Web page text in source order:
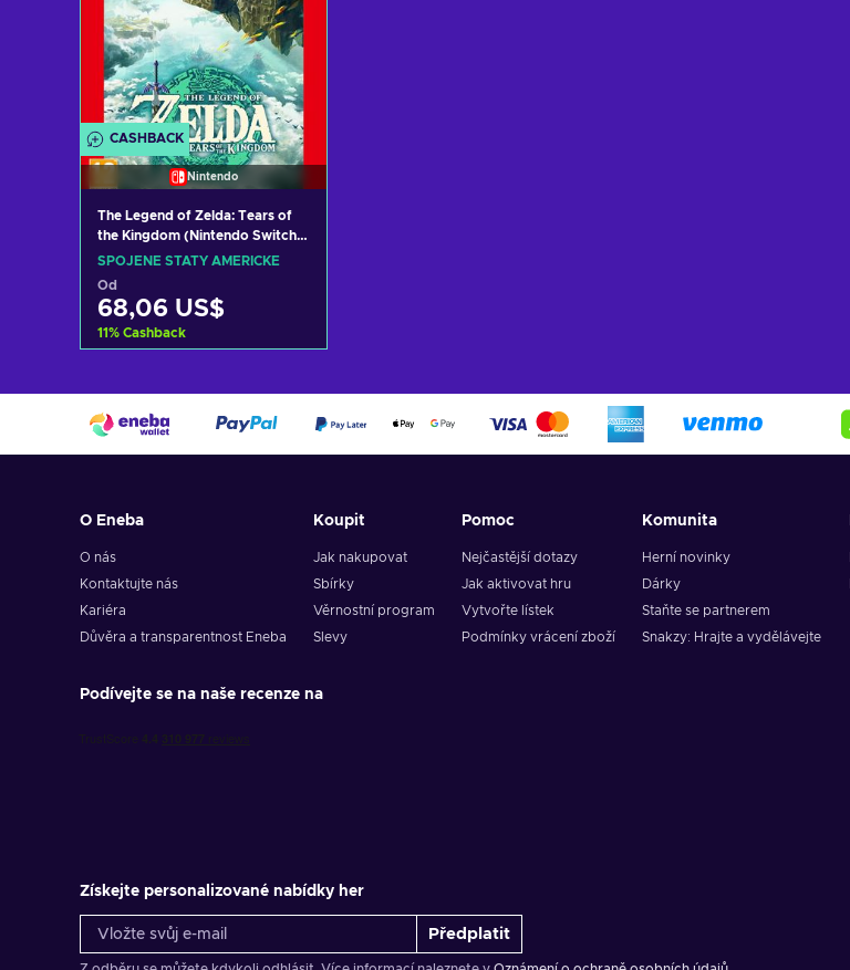
CASHBACK
Nintendo
The Legend of Zelda: Tears of
the Kingdom (Nintendo Switch)
eShop Key UNITED STATES
SPOJENÉ STÁTY AMERICKÉ
Od
68,06 US$
11% Cashback
Zobrazit nabídky
O Eneba
O nás
Kontaktujte nás
Kariéra
Důvěra a transparentnost Eneba
Koupit
Jak nakupovat
Sbírky
Věrnostní program
Slevy
Pomoc
Nejčastější dotazy
Jak aktivovat hru
Vytvořte lístek
Podmínky vrácení zboží
Komunita
Herní novinky
Dárky
Staňte se partnerem
Snakzy: Hrajte a vydělávejte
Podívejte se na naše recenze na
Získejte personalizované nabídky her
Předplatit